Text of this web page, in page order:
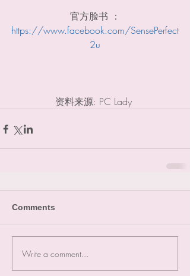
官方脸书 ：
https://www.facebook.com/SensePerfect
2u
资料来源: PC Lady
Comments
Write a comment...